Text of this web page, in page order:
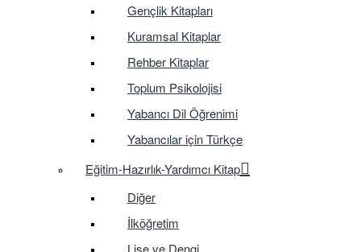
Gençlik Kitapları
Kuramsal Kitaplar
Rehber Kitaplar
Toplum Psikolojisi
Yabancı Dil Öğrenimi
Yabancılar için Türkçe
Eğitim-Hazırlık-Yardımcı Kitap
Diğer
İlköğretim
Lise ve Dengi